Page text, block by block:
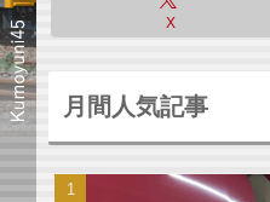
X
月間人気記事